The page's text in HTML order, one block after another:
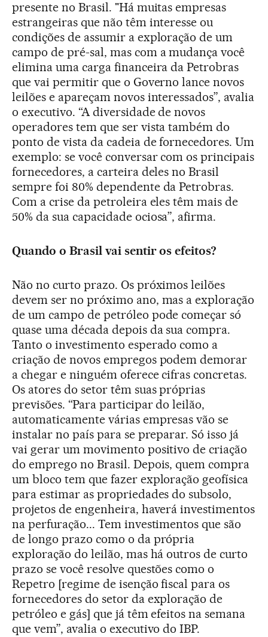
presente no Brasil. "Há muitas empresas
estrangeiras que não têm interesse ou
condições de assumir a exploração de um
campo de pré-sal, mas com a mudança você
elimina uma carga financeira da Petrobras
que vai permitir que o Governo lance novos
leilões e apareçam novos interessados”, avalia
o executivo. “A diversidade de novos
operadores tem que ser vista também do
ponto de vista da cadeia de fornecedores. Um
exemplo: se você conversar com os principais
fornecedores, a carteira deles no Brasil
sempre foi 80% dependente da Petrobras.
Com a crise da petroleira eles têm mais de
50% da sua capacidade ociosa”, afirma.
Quando o Brasil vai sentir os efeitos?
Não no curto prazo. Os próximos leilões
devem ser no próximo ano, mas a exploração
de um campo de petróleo pode começar só
quase uma década depois da sua compra.
Tanto o investimento esperado como a
criação de novos empregos podem demorar
a chegar e ninguém oferece cifras concretas.
Os atores do setor têm suas próprias
previsões. “Para participar do leilão,
automaticamente várias empresas vão se
instalar no país para se preparar. Só isso já
vai gerar um movimento positivo de criação
do emprego no Brasil. Depois, quem compra
um bloco tem que fazer exploração geofísica
para estimar as propriedades do subsolo,
projetos de engenheira, haverá investimentos
na perfuração... Tem investimentos que são
de longo prazo como o da própria
exploração do leilão, mas há outros de curto
prazo se você resolve questões como o
Repetro [regime de isenção fiscal para os
fornecedores do setor da exploração de
petróleo e gás] que já têm efeitos na semana
que vem”, avalia o executivo do IBP.